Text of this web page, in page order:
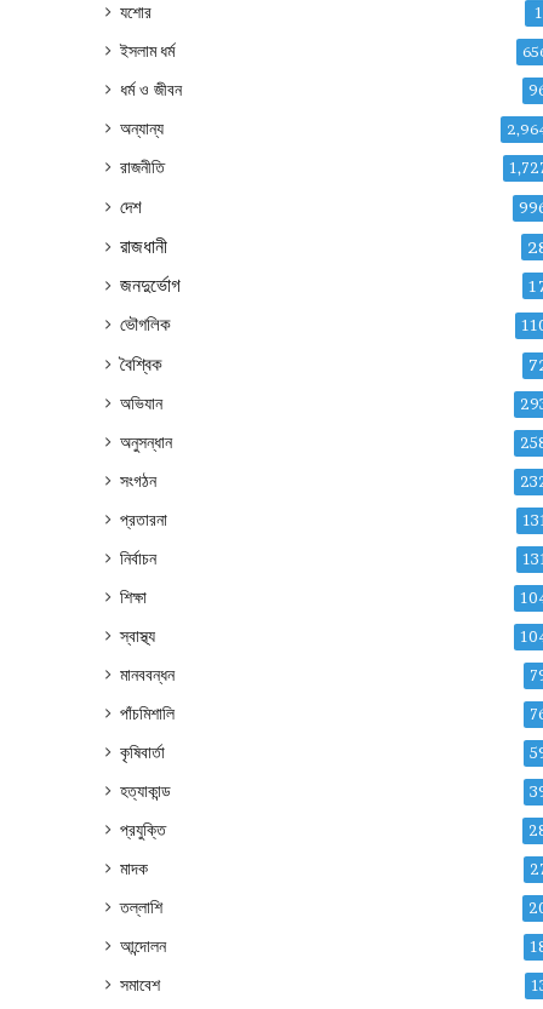
যশোর 1
ইসলাম ধর্ম
ধর্ম ও জীবন
অন্যান্য
রাজনীতি
দেশ
রাজধানী
জনদুর্ভোগ
ভৌগলিক
বৈশ্বিক
অভিযান
অনুসন্ধান
সংগঠন
প্রতারনা
নির্বাচন
শিক্ষা
স্বাস্থ্য
মানববন্ধন
পাঁচমিশালি
কৃষিবার্তা
হত্যাকান্ড
প্রযুক্তি
মাদক
তল্লাশি
আন্দোলন
সমাবেশ